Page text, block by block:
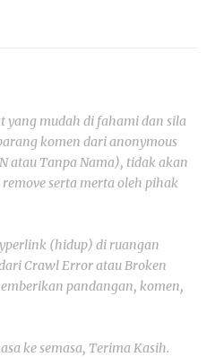
yang mudah di fahami dan sila
komen dari anonymous
atau Tanpa Nama), tidak akan
serta merta oleh pihak
(hidup) di ruangan
Crawl Error atau Broken
pandangan, komen,
ke semasa, Terima Kasih.